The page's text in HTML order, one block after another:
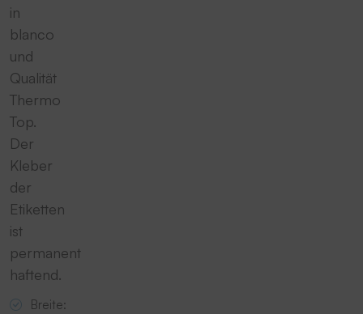
in
blanco
und
Qualität
Thermo
Top.
Der
Kleber
der
Etiketten
ist
permanent
haftend.
Breite: